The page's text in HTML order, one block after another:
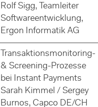
Rolf Sigg, Teamleiter
Softwareentwicklung,
Ergon Informatik AG
Transaktionsmonitoring-
& Screening-Prozesse
bei Instant Payments
Sarah Kimmel / Sergey
Burnos, Capco DE/CH